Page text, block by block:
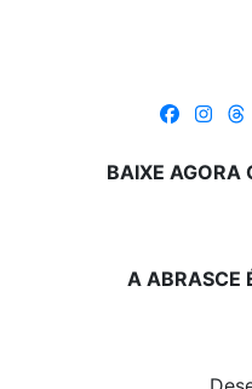
BAIXE AGORA
A ABRASCE